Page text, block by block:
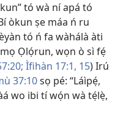
tó wà ní apá tó
òkun ṣe máa ń ru
tó ń fa wàhálà àti
Ọlọ́run, wọn ò sì fẹ́
Ìfihàn 17:1, 15) Irú
37:10sọ pé: “Láìpẹ́,
wo ibi tí wọ́n wà tẹ́lẹ̀,